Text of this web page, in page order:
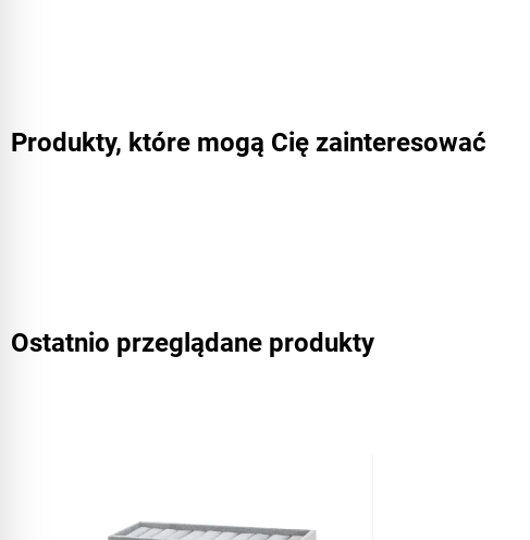
Produkty, które mogą Cię zainteresować
Ostatnio przeglądane produkty